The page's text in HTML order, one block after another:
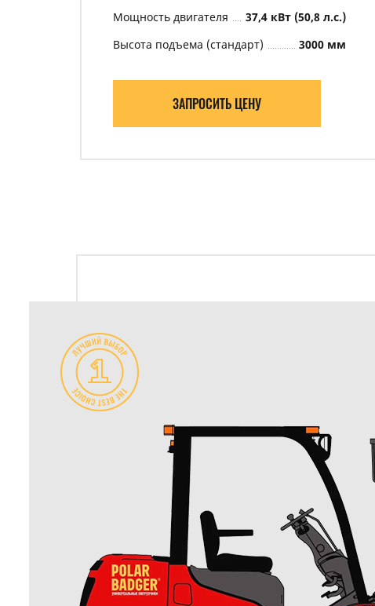
Мощность двигателя
37,4 кВт (50,8 л.с.)
Высота подъема (стандарт)
3000 мм
ЗАПРОСИТЬ ЦЕНУ